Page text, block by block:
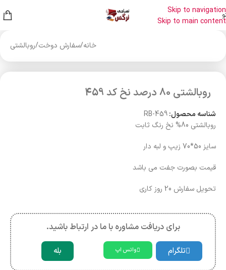
Skip to navigation
Skip to main content
خانه/سفارش دوخت/روبالشتی
روبالشتی 80 درصد نخ کد 459
شناسه محصول:RB-459
روبالشتی 80% نخ رنگ ثابت
سایز 50*70 زیپ و لبه دار
قیمت بصورت جفت می باشد
تحویل سفارش 20 روز کاری
برای دریافت مشاوره با ما در ارتباط باشید.
تلگرام واتس اپ بله